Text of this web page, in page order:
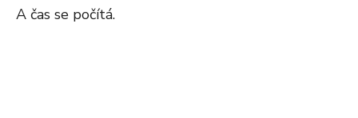
A čas se počítá.